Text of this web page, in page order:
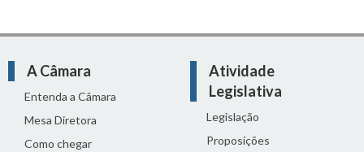
A Câmara
Entenda a Câmara
Mesa Diretora
Como chegar
Atividade
Legislativa
Legislação
Proposições